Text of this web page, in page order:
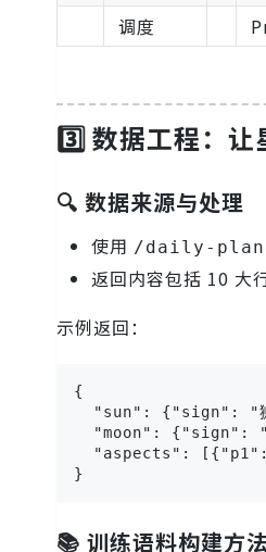
调度
3️⃣ 数据工程：
🔍 数据来源与处理
使用 /daily-
返回内容包括 10 大
示例返回：
{
"sun": {"sign": "
"moon": {"sign":
"aspects":
}
📚 训练语料构建方法